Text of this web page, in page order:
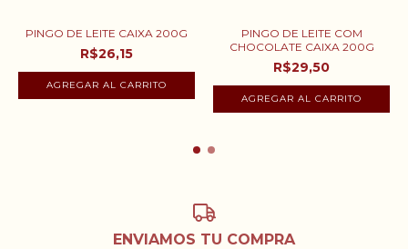
PINGO DE LEITE CAIXA 200G
R$26,15
PINGO DE LEITE COM
CHOCOLATE CAIXA 200G
R$29,50
ENVIAMOS TU COMPRA